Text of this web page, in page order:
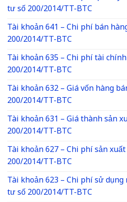
tư số 200/2014/TT-BTC
Tài khoản 641 – Chi phí bán
200/2014/TT-BTC
Tài khoản 635 – Chi phí tài
200/2014/TT-BTC
Tài khoản 632 – Giá vốn hàng
200/2014/TT-BTC
Tài khoản 631 – Giá thành sản
200/2014/TT-BTC
Tài khoản 627 – Chi phí sản
200/2014/TT-BTC
Tài khoản 623 – Chi phí sử
tư số 200/2014/TT-BTC